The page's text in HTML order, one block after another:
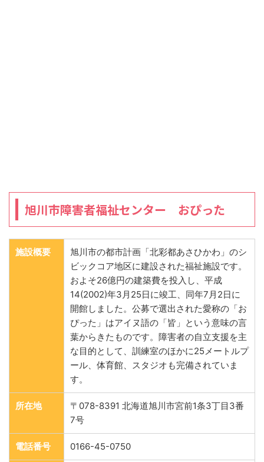
旭川市障害者福祉センター おぴった
施設概要
旭川市の都市計画「北彩都あさひかわ」のシ
ビックコア地区に建設された福祉施設です。
およそ26億円の建築費を投入し、平成
14(2002)年3月25日に竣工、同年7月2日に
開館しました。公募で選出された愛称の「お
ぴった」はアイヌ語の「皆」という意味の言
葉からきたものです。障害者の自立支援を主
な目的として、訓練室のほかに25メートルプ
ール、体育館、スタジオも完備されていま
す。
所在地
〒078-8391 北海道旭川市宮前1条3丁目3番
7号
電話番号 0166-45-0750